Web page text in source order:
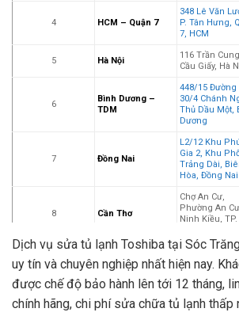
4 HCM – Quận 7
348 Lê Văn
P. Tân Hưng,
7, HCM
5 Hà Nội
116 Trần
Cầu Giấy, Hà
6
Bình Dương –
TDM
448/15 Đường
30/4 Chánh
Thủ Dầu Một,
Dương
7 Đồng Nai
L2/12 Khu
Gia 2, Khu
Trảng Dài,
Hòa, Đồng Nai
8 Cần Thơ
Chợ An Cư,
Phường An
Ninh Kiều, TP.
9 Vĩnh Long
33-23F Phạm
Bường, TP.
Long, Tỉnh
Long
34 Lý Nam
Dịch vụ sửa tủ lạnh Toshiba tại Sóc
uy tín và chuyên nghiệp nhất hiện nay.
được chế độ bảo hành lên tới 12 tháng,
chính hãng, chi phí sửa chữa tủ lạnh thấp